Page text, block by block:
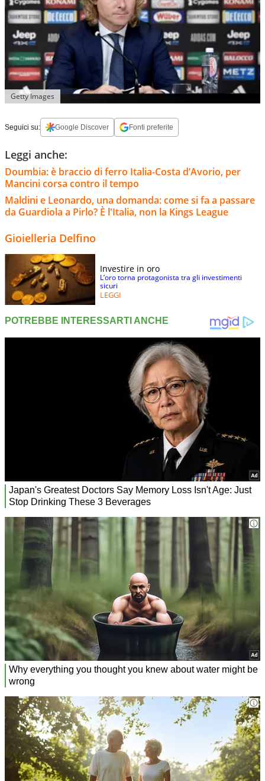
Getty Images
Seguici su: Google Discover Fonti preferite
Leggi anche:
Doumbia: è braccio di ferro Italia-Costa d’Avorio, per
Mancini corsa contro il tempo
Maldini e Leonardo, una domanda: come si fa a passare
da Guardiola a Pirlo? È l'Italia, non la Kings League
Gioielleria Delfino
Investire in oro
L’oro torna protagonista tra gli investimenti
sicuri
LEGGI